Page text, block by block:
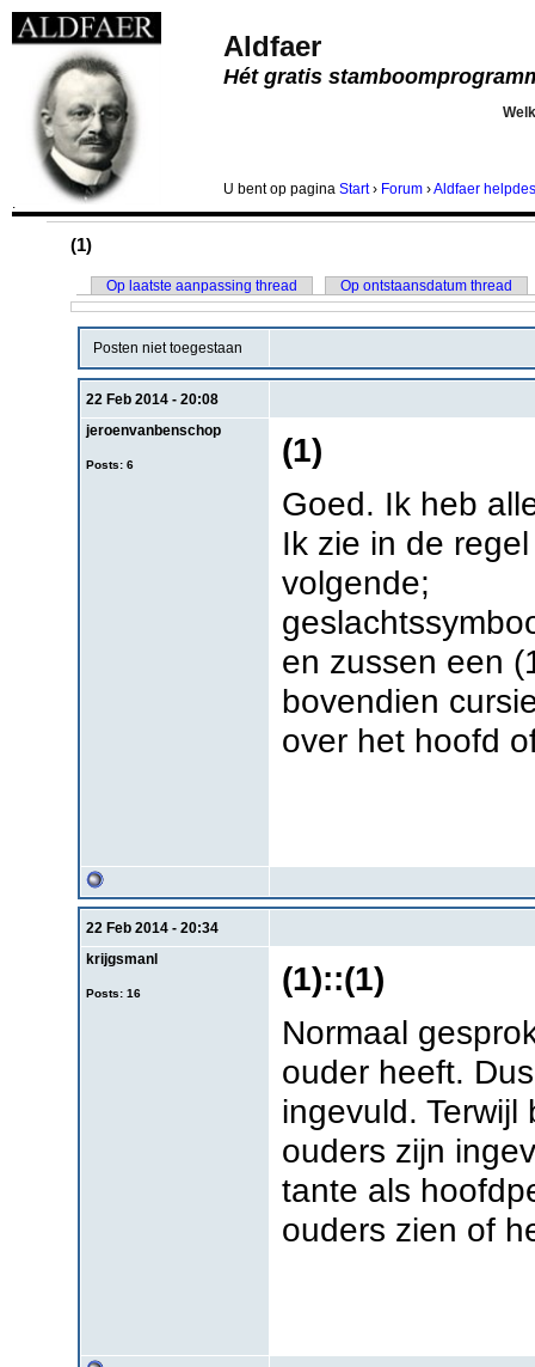
Aldfaer
Hét gratis
U bentop pagina Start› Forum ›Aldfaer
.
(1)
Op laatste aanpassing thread Op ontstaansdatum thread
Posten niet toegestaan
22 Feb 2014 - 20:08
jeroenvanbenschop
Posts: 6
(1)
Goed. Ik heb
Ik zie in de
volgende;
en zussen een
bovendien
over het hoofd
22 Feb 2014 - 20:34
krijgsmanl
Posts: 16
(1)::(1)
Normaal
ouder heeft.
ingevuld.
ouders zijn
tante als
ouders zien of